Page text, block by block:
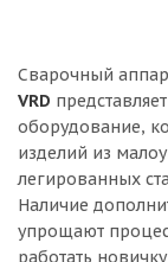
Сварочный
VRD
оборудование,
изделий из
легированных
Наличие
упрощают
работать